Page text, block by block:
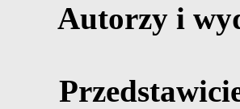
Autorzy i